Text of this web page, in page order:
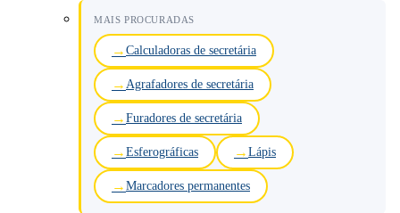
MAIS PROCURADAS
Calculadoras de secretária
Agrafadores de secretária
Furadores de secretária
Esferográficas Lápis
Marcadores permanentes